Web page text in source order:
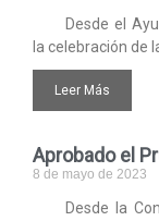
Desde el
la celebración de
Leer Más
Aprobado el
8 de mayo de 2023
Desde la